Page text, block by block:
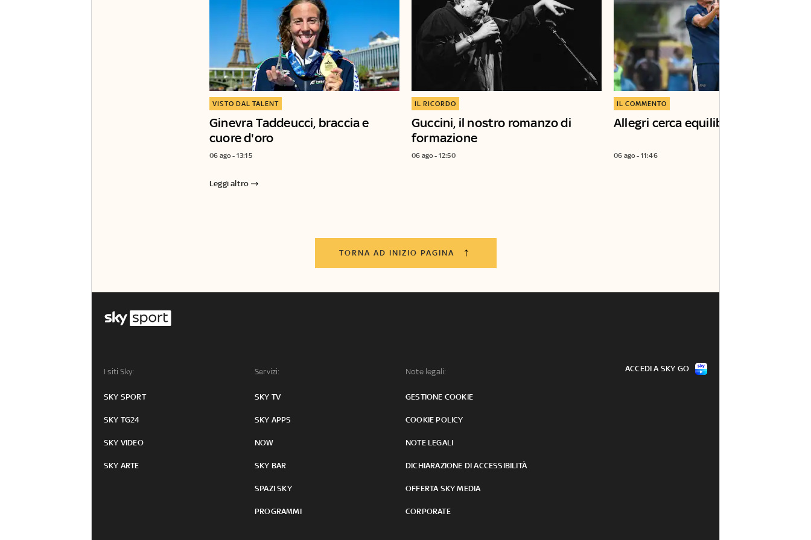
Ginevra Taddeucci, braccia e
cuore d'oro
VISTO DAL TALENT
06 ago - 13:15
Guccini, il nostro romanzo di
formazione
IL RICORDO
06 ago - 12:50
Allegri cerca equilibrio
IL COMMENTO
06 ago - 11:46
Leggi altro
TORNA AD INIZIO PAGINA
I siti Sky:
SKY SPORT
SKY TG24
SKY VIDEO
SKY ARTE
Servizi:
SKY TV
SKY APPS
NOW
SKY BAR
SPAZI SKY
PROGRAMMI
Note legali:
GESTIONE COOKIE
COOKIE POLICY
NOTE LEGALI
DICHIARAZIONE DI ACCESSIBILITÀ
OFFERTA SKY MEDIA
CORPORATE
ACCEDI A SKY GO